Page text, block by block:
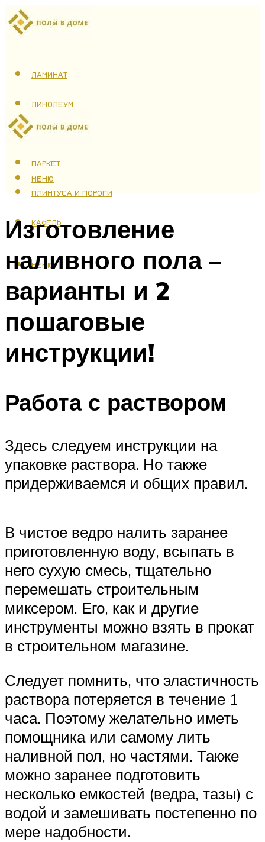
ЛАМИНАТ
ЛИНОЛЕУМ
ТЕПЛЫЙ ПОЛ
ПАРКЕТ
ПЛИНТУСА И ПОРОГИ
КАФЕЛЬ
МЕНЮ
МЕНЮ
Изготовление
наливного пола –
варианты и 2
пошаговые
инструкции!
Работа с раствором
Здесь следуем инструкции на
упаковке раствора. Но также
придерживаемся и общих правил.
В чистое ведро налить заранее
приготовленную воду, всыпать в
него сухую смесь, тщательно
перемешать строительным
миксером. Его, как и другие
инструменты можно взять в прокат
в строительном магазине.
Следует помнить, что эластичность
раствора потеряется в течение 1
часа. Поэтому желательно иметь
помощника или самому лить
наливной пол, но частями. Также
можно заранее подготовить
несколько емкостей (ведра, тазы) с
водой и замешивать постепенно по
мере надобности.